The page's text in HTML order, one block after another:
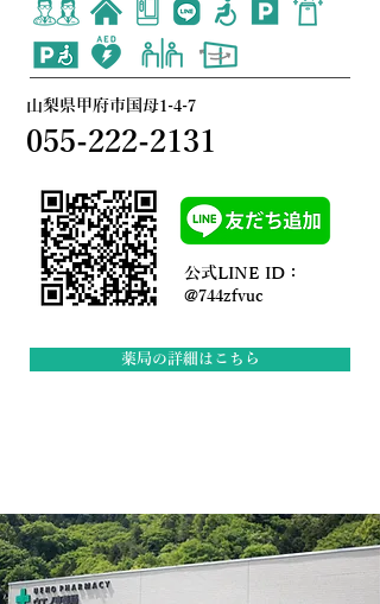
山梨県甲府市国母1-4-7
055-222-2131
公式LINE ID：
@744zfvuc
薬局の詳細はこちら